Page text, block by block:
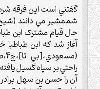
گفتني است اين فرقه
حال قيام مشترک ابن
آغاز شد که ابن طباطبا
راحتي بر سپاه گسيل
آن را حسن بن سهل